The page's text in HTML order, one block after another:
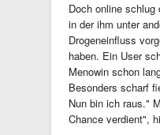
Doch online
in der ihm unter
Drogeneinfluss
haben. Ein User
Menowin schon
Besonders scharf
Nun bin ich raus."
Chance verdient",